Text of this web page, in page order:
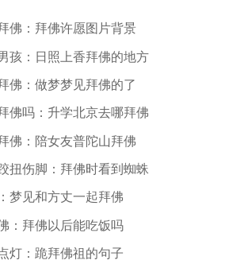
佛：拜佛许愿图片背景
孩：日照上香拜佛的地方
佛：做梦梦见拜佛的了
佛吗：升学北京去哪拜佛
佛：陪女友普陀山拜佛
扭伤脚：拜佛时看到蜘蛛
梦见和方丈一起拜佛
：拜佛以后能吃饭吗
灯：跪拜佛祖的句子